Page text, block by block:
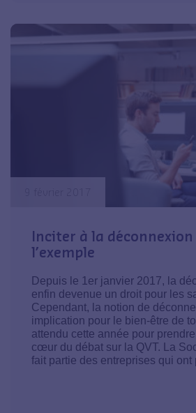
Inciter à la
l’exemple
Depuis le 1er janvier 2017, la
enfin devenue un droit pour les
Cependant, la notion de
implication pour le bien-être de
attendu cette année pour
cœur du débat sur la QVT. La
fait partie des entreprises qui